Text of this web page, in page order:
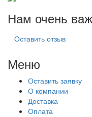
Нам очень
Оставить отзыв
Меню
Оставить заявку
О компании
Доставка
Оплата